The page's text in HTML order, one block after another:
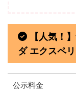
【人気！
ダ エクスペ
公示料金